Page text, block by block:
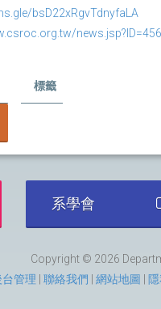
bsD22xRgvTdnyfaLA
news.jsp?ID=456
標籤
系學會
Copyright © 2026
台管理 聯絡我們 網站地圖